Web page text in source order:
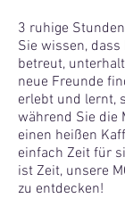
3 ruhige
Sie wissen,
betreut,
neue Freunde
erlebt und lernt,
während Sie die
einen heißen
einfach Zeit für
ist Zeit, unsere
zu entdecken!